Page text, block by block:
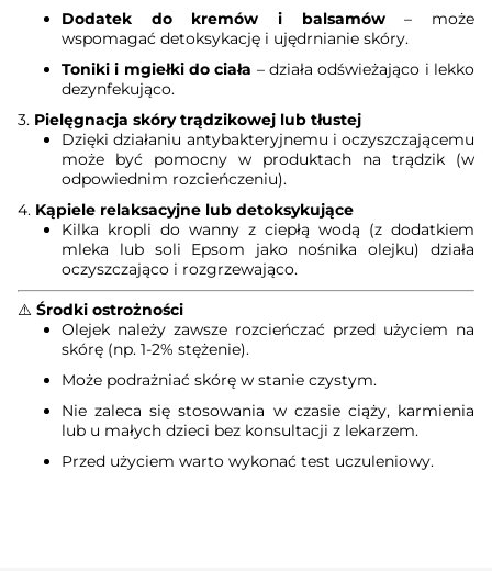
Dodatek do kremów i balsamów– może
wspomagać detoksykację i ujędrnianie skóry.
Toniki i mgiełki do ciała – działa odświeżająco i lekko
dezynfekująco.
3. Pielęgnacja skóry trądzikowej lub tłustej
Dzięki działaniu antybakteryjnemu i oczyszczającemu
może być pomocny w produktach na trądzik (w
odpowiednim rozcieńczeniu).
4. Kąpiele relaksacyjne lub detoksykujące
Kilka kropli do wanny z ciepłą wodą (z dodatkiem
mleka lub soli Epsom jako nośnika olejku) działa
oczyszczająco i rozgrzewająco.
⚠️Środki ostrożności
Olejek należy zawsze rozcieńczać przed użyciem na
skórę (np. 1-2% stężenie).
Może podrażniać skórę w stanie czystym.
Nie zaleca się stosowania w czasie ciąży, karmienia
lub u małych dzieci bez konsultacji z lekarzem.
Przed użyciem warto wykonać test uczuleniowy.